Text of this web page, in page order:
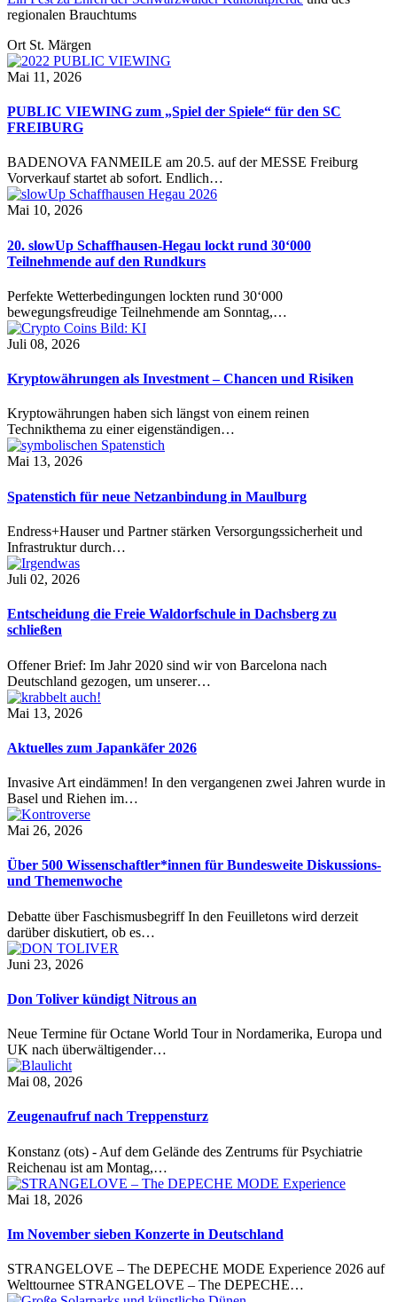
regionalen Brauchtums
Ort St. Märgen
Mai 11, 2026
PUBLIC VIEWING zum „Spiel der Spiele“ für den SC
FREIBURG
BADENOVA FANMEILE am 20.5. auf der MESSE Freiburg
Vorverkauf startet ab sofort. Endlich…
Mai 10, 2026
20. slowUp Schaffhausen-Hegau lockt rund 30‘000
Teilnehmende auf den Rundkurs
Perfekte Wetterbedingungen lockten rund 30‘000
bewegungsfreudige Teilnehmende am Sonntag,…
Juli 08, 2026
Kryptowährungen als Investment – Chancen und Risiken
Kryptowährungen haben sich längst von einem reinen
Technikthema zu einer eigenständigen…
Mai 13, 2026
Spatenstich für neue Netzanbindung in Maulburg
Endress+Hauser und Partner stärken Versorgungssicherheit und
Infrastruktur durch…
Juli 02, 2026
Entscheidung die Freie Waldorfschule in Dachsberg zu
schließen
Offener Brief: Im Jahr 2020 sind wir von Barcelona nach
Deutschland gezogen, um unserer…
Mai 13, 2026
Aktuelles zum Japankäfer 2026
Invasive Art eindämmen! In den vergangenen zwei Jahren wurde in
Basel und Riehen im…
Mai 26, 2026
Über 500 Wissenschaftler*innen für Bundesweite Diskussions-
und Themenwoche
Debatte über Faschismusbegriff In den Feuilletons wird derzeit
darüber diskutiert, ob es…
Juni 23, 2026
Don Toliver kündigt Nitrous an
Neue Termine für Octane World Tour in Nordamerika, Europa und
UK nach überwältigender…
Mai 08, 2026
Zeugenaufruf nach Treppensturz
Konstanz (ots) - Auf dem Gelände des Zentrums für Psychiatrie
Reichenau ist am Montag,…
Mai 18, 2026
Im November sieben Konzerte in Deutschland
STRANGELOVE – The DEPECHE MODE Experience 2026 auf
Welttournee STRANGELOVE – The DEPECHE…